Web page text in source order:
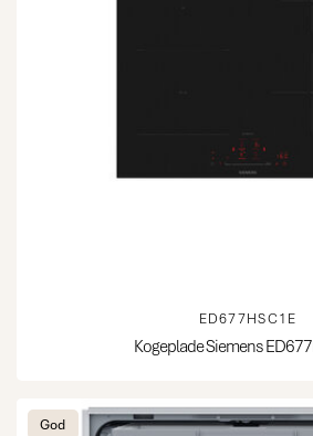
ED677HSC1E
Kogeplade Siemens
God